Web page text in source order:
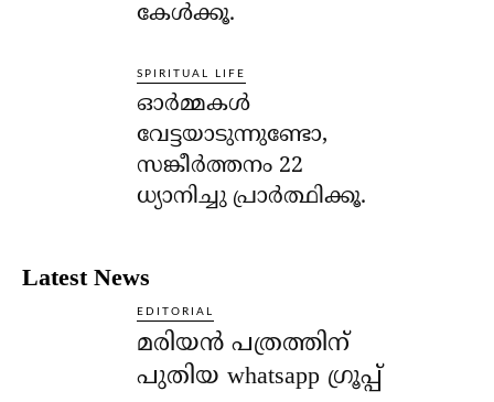
കേള്‍ക്കൂ.
SPIRITUAL LIFE
ഓര്‍മ്മകള്‍
വേട്ടയാടുന്നുണ്ടോ,
സങ്കീര്‍ത്തനം 22
ധ്യാനിച്ചു പ്രാര്‍ത്ഥിക്കൂ.
Latest News
EDITORIAL
മരിയൻ പത്രത്തിന്
പുതിയ whatsapp ഗ്രൂപ്പ്